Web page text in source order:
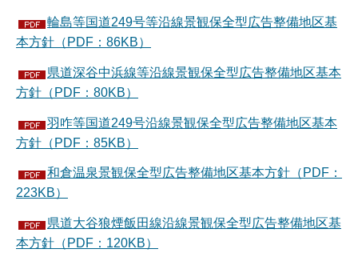
輪島等国道249号等沿線景観保全型広告整備地区基
本方針（PDF：86KB）
県道深谷中浜線等沿線景観保全型広告整備地区基本
方針（PDF：80KB）
羽咋等国道249号沿線景観保全型広告整備地区基本
方針（PDF：85KB）
和倉温泉景観保全型広告整備地区基本方針（PDF：
223KB）
県道大谷狼煙飯田線沿線景観保全型広告整備地区基
本方針（PDF：120KB）